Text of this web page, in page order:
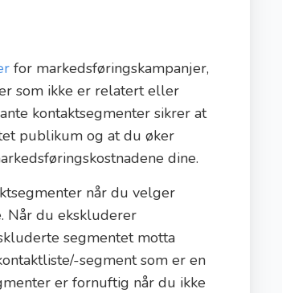
for markedsføringskampanjer,
som ikke er relatert eller
kontaktsegmenter sikrer at
publikum og at du øker
dine.
når du velger
Når du ekskluderer
segmentet motta
segment som er en
er fornuftig når du ikke